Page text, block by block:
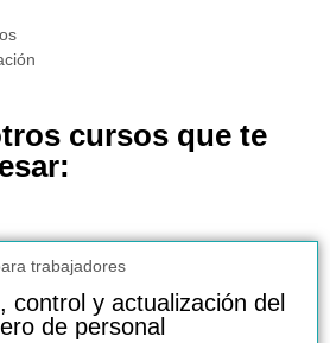
cursos que te
control y actualización del
de personal